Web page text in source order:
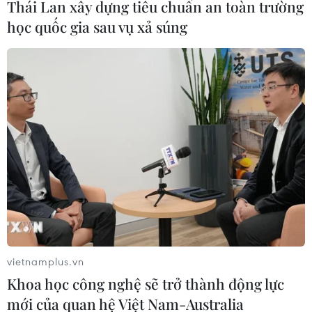
Chứng khoán ngày 29/7: VN-Index
bật tăng lấy lại mốc 1.700 điểm
Cổ phiếu công nghệ và bán dẫn của
Mỹ giảm mạnh
29/07/2026 00:20
Chứng khoán châu Á hứng chịu đợt
bán tháo mới
28/07/2026 10:41
Thái Lan xây dựng tiêu chuẩn an toàn trường
học quốc gia sau vụ xả súng
vietnamplus.vn
Khoa học công nghệ sẽ trở thành động lực
mới của quan hệ Việt Nam-Australia